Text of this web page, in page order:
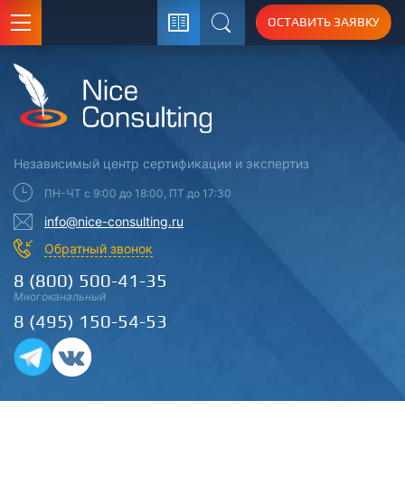
Поиск
ОСТАВИТЬ ЗАЯВКУ
Независимый центр сертификации и экспертиз
ПН-ЧТ с 9:00 до 18:00, ПТ до 17:30
info@nice-consulting.ru
Обратный звонок
8 (800) 500-41-35
Многоканальный
8 (495) 150-54-53